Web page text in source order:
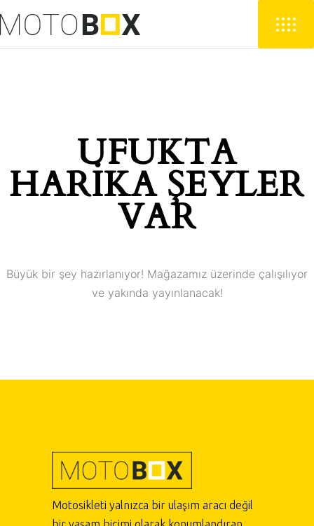
UFUKTA
HARIKA ŞEYLER
VAR
Büyük bir şey hazırlanıyor! Mağazamız üzerinde çalışılıyor
ve yakında yayınlanacak!
Motosikleti yalnızca bir ulaşım aracı değil